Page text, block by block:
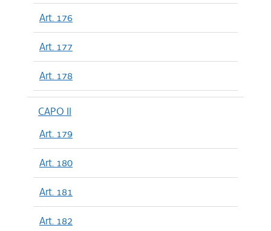
Art. 176
Art. 177
Art. 178
CAPO II
Art. 179
Art. 180
Art. 181
Art. 182